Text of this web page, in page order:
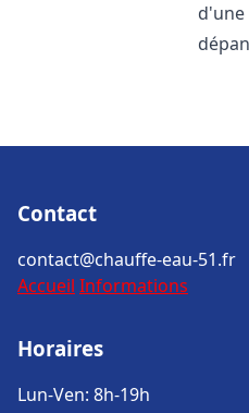
Contact
contact@chauffe-eau-51.fr
Accueil Informations
Horaires
Lun-Ven: 8h-19h